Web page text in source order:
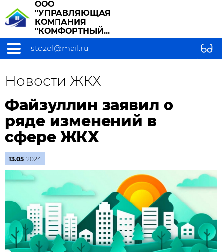
ООО
"УПРАВЛЯЮЩАЯ
КОМПАНИЯ
"КОМФОРТНЫЙ...
stozel@mail.ru
Новости ЖКХ
Файзуллин заявил о
ряде изменений в
сфере ЖКХ
13.05 2024